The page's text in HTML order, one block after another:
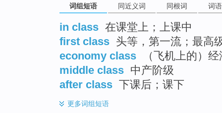
词组短语 同近义词 同根词 词
in class 在课堂上；上课中
first class 头等，第一流；最高
economy class
（飞机上的）
middle class 中产阶级
after class 下课后；课下
更多词组短语